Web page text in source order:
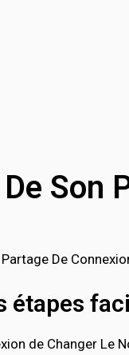
Son
De
étapes
de Changer Le